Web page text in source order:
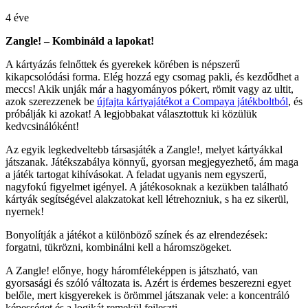
4 éve
Zangle! – Kombináld a lapokat!
A kártyázás felnőttek és gyerekek körében is népszerű
kikapcsolódási forma. Elég hozzá egy csomag pakli, és kezdődhet a
meccs! Akik unják már a hagyományos pókert, römit vagy az ultit,
azok szerezzenek be újfajta kártyajátékot a Compaya játékboltból, és
próbálják ki azokat! A legjobbakat választottuk ki közülük
kedvcsinálóként!
Az egyik legkedveltebb társasjáték a Zangle!, melyet kártyákkal
játszanak. Játékszabálya könnyű, gyorsan megjegyezhető, ám maga
a játék tartogat kihívásokat. A feladat ugyanis nem egyszerű,
nagyfokú figyelmet igényel. A játékosoknak a kezükben található
kártyák segítségével alakzatokat kell létrehozniuk, s ha ez sikerül,
nyernek!
Bonyolítják a játékot a különböző színek és az elrendezések:
forgatni, tükrözni, kombinálni kell a háromszögeket.
A Zangle! előnye, hogy háromféleképpen is játszható, van
gyorsasági és szóló változata is. Azért is érdemes beszerezni egyet
belőle, mert kisgyerekek is örömmel játszanak vele: a koncentráló